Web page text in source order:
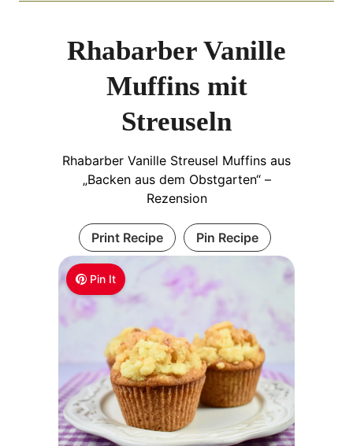
Pin It
Rhabarber Vanille
Muffins mit
Streuseln
Rhabarber Vanille Streusel Muffins aus
„Backen aus dem Obstgarten“ –
Rezension
Print Recipe Pin Recipe